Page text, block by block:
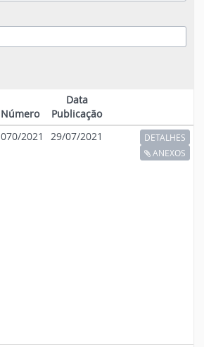
Número
Data
Publicação
070/2021 29/07/2021
DETALHES
ANEXOS